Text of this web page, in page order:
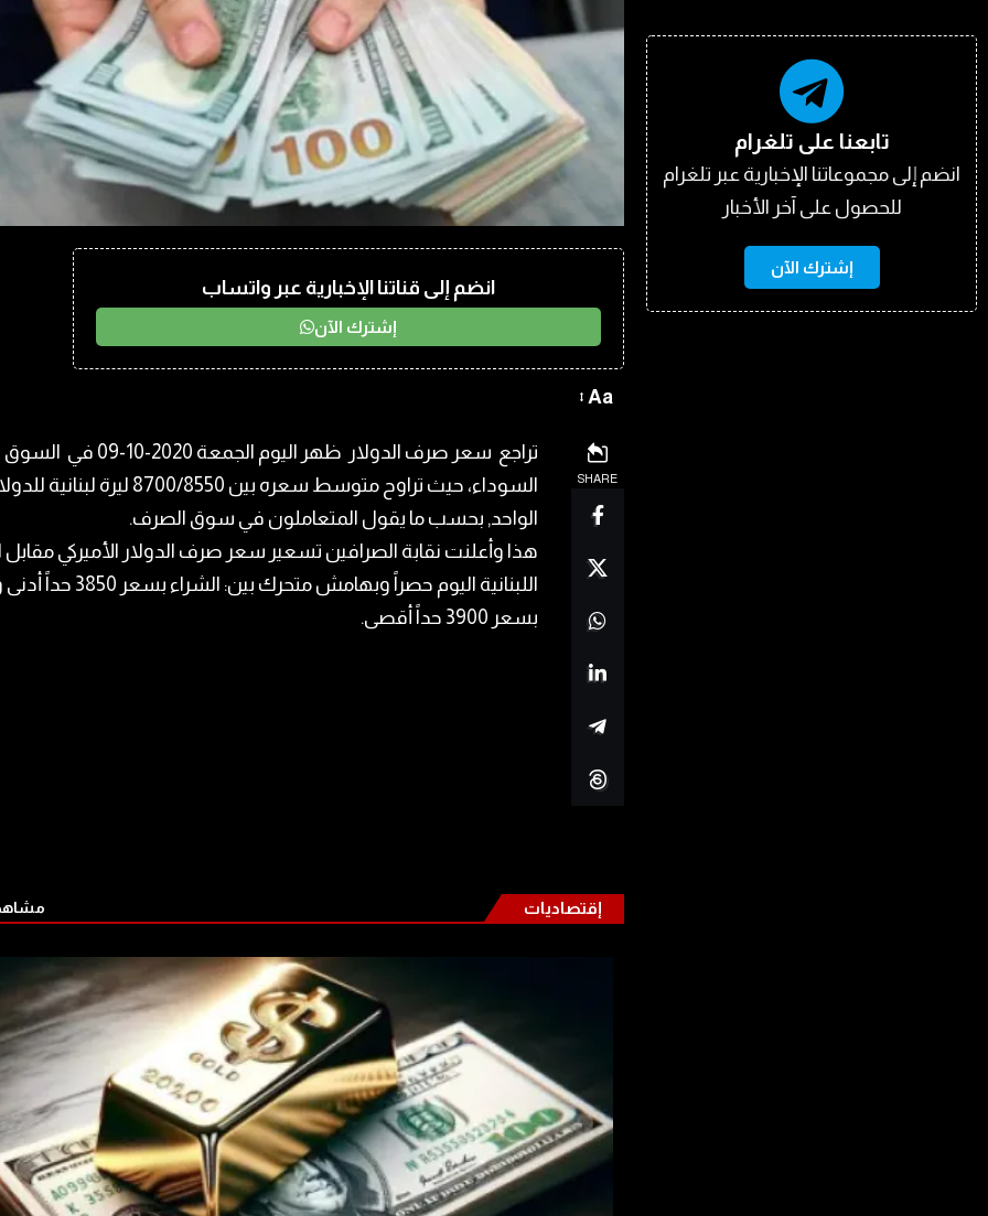
تابعنا على تلغرام
انضم إلى مجموعاتنا الإخبارية عبر تلغرام
للحصول على آخر الأخبار
إشترك الآن
انضم إلى قناتنا الإخبارية عبر واتساب
إشترك الآن
Aa
SHARE
تراجع سعر صرف الدولار ظهر اليوم الجمعة 2020-10-09 في
السوق
السوداء
، حيث تراوح متوسط سعره​ بين 8700/8550 ليرة لبنانية
الواحد, بحسب ما يقول المتعاملون في سوق الصرف.
هذا وأعلنت نقابة الصرافين تسعير سعر صرف الدولار الأميركي مقابل
اللبنانية اليوم حصراً وبهامش متحرك بين:
بسعر 3900 حداً أقصى.
إقتصاديات